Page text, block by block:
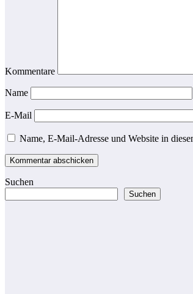
Kommentare
Name
E-Mail
Name, E-Mail-Adresse und Website in
Suchen
Suchen